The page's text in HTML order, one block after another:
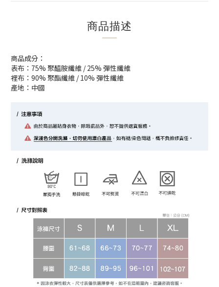
商品描述
商品成分：
表布：75% 聚醯胺纖維 / 25% 彈性纖維
裡布：90% 聚酯纖維 / 10% 彈性纖維
產地：中國